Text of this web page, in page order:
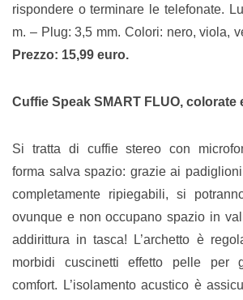
rispondere o terminare le telefonate.
m. – Plug: 3,5 mm. Colori: nero, viola,
Prezzo: 15,99 euro.
Cuffie Speak SMART FLUO, colorate
Si tratta di cuffie stereo con
forma salva spazio: grazie ai
completamente ripiegabili, si
ovunque e non occupano spazio in
addirittura in tasca! L’archetto è
morbidi cuscinetti effetto pelle per
comfort. L’isolamento acustico è